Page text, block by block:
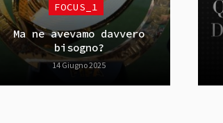
FOCUS_1
Ma ne avevamo davvero
bisogno?
14 Giugno 2025